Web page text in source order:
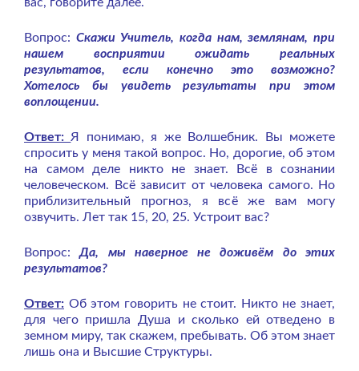
вас, говорите далее.
Вопрос: Скажи Учитель, когда нам, землянам, при
нашем восприятии ожидать реальных
результатов, если конечно это возможно?
Хотелось бы увидеть результаты при этом
воплощении.
Ответ: Я понимаю, я же Волшебник. Вы можете
спросить у меня такой вопрос. Но, дорогие, об этом
на самом деле никто не знает. Всё в сознании
человеческом. Всё зависит от человека самого. Но
приблизительный прогноз, я всё же вам могу
озвучить. Лет так 15, 20, 25. Устроит вас?
Вопрос:Да, мы наверное не доживём до этих
результатов?
Ответ: Об этом говорить не стоит. Никто не знает,
для чего пришла Душа и сколько ей отведено в
земном миру, так скажем, пребывать. Об этом знает
лишь она и Высшие Структуры.